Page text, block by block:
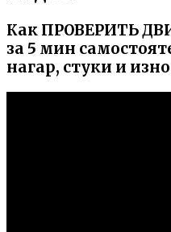
Как ПРОВЕРИТЬ
за 5 мин
нагар, стуки и